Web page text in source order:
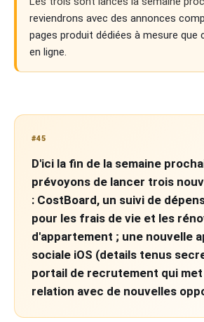
reviendrons avec des annonces
pages produit dédiées à mesure que
en ligne.
#45
D'ici la fin de la semaine
prévoyons de lancer trois
: CostBoard, un suivi de
pour les frais de vie et les
d'appartement ; une nouvelle
sociale iOS (details tenus
portail de recrutement qui met
relation avec de nouvelles